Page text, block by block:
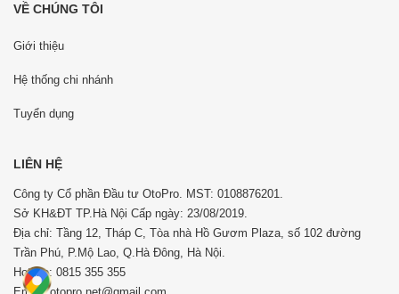
VỀ CHÚNG TÔI
Giới thiệu
Hệ thống chi nhánh
Tuyển dụng
LIÊN HỆ
Công ty Cổ phần Đầu tư OtoPro. MST: 0108876201.
Sở KH&ĐT TP.Hà Nội Cấp ngày: 23/08/2019.
Địa chỉ: Tầng 12, Tháp C, Tòa nhà Hồ Gươm Plaza, số 102 đường
Trần Phú, P.Mộ Lao, Q.Hà Đông, Hà Nội.
Hotline: 0815 355 355